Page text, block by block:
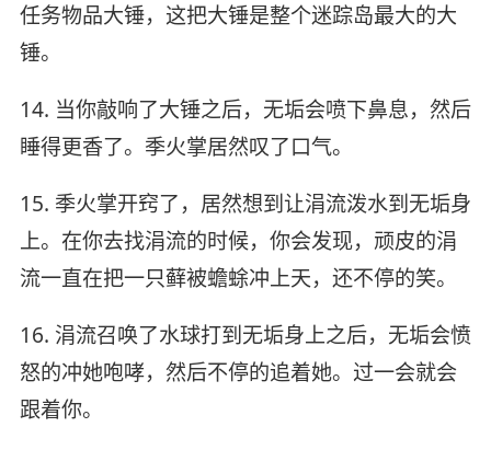
任务物品大锤，这把大锤是整个迷踪岛最大的大
锤。
14. 当你敲响了大锤之后，无垢会喷下鼻息，然后
睡得更香了。季火掌居然叹了口气。
15. 季火掌开窍了，居然想到让涓流泼水到无垢身
上。在你去找涓流的时候，你会发现，顽皮的涓
流一直在把一只藓被蟾蜍冲上天，还不停的笑。
16. 涓流召唤了水球打到无垢身上之后，无垢会愤
怒的冲她咆哮，然后不停的追着她。过一会就会
跟着你。